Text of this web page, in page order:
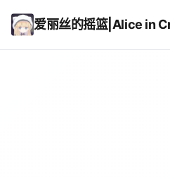
爱丽丝的摇篮|Alice in